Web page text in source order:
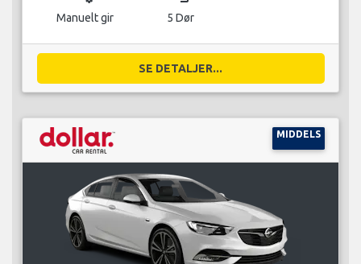
Manuelt gir 5 Dør
SE DETALJER...
MIDDELS